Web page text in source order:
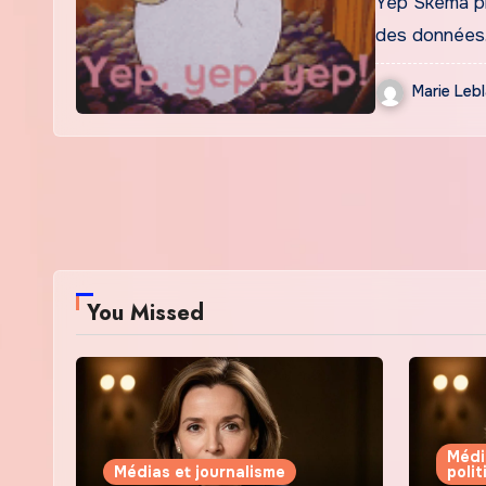
des
Marie
You Missed
Médias et journalisme